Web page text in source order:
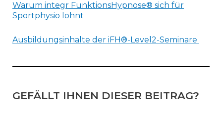
Warum integr FunktionsHypnose® sich für
Sportphysio lohnt
Ausbildungsinhalte der iFH®-Level2-Seminare
GEFÄLLT IHNEN DIESER BEITRAG?